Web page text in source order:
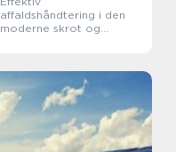
affaldshåndtering i den
moderne skrot og